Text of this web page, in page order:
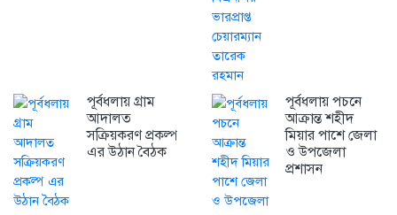
পূর্বধলায় গ্রাম
আদালত
সক্রিয়করণ প্রকল্প
এর উঠান বৈঠক
পূর্বধলায় পচনে
আক্রান্ত শহীদ
মিয়ার পাশে জেলা
ও উপজেলা
প্রশাসন